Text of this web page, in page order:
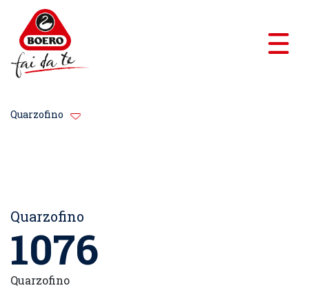
Quarzofino
Quarzofino
1076
Quarzofino